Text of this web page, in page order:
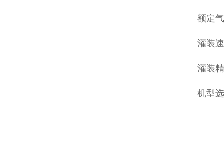
额定
灌装
灌装
机型